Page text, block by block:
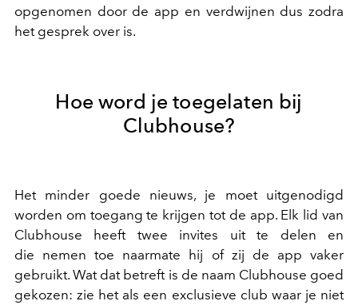
opgenomen door de app en verdwijnen dus zodra
het gesprek over is.
Hoe word je toegelaten bij
Clubhouse?
Het minder goede nieuws, je moet uitgenodigd
worden om toegang te krijgen tot de app. Elk lid van
Clubhouse heeft twee invites uit te delen en
die nemen toe naarmate hij of zij de app vaker
gebruikt. Wat dat betreft is de naam Clubhouse goed
gekozen: zie het als een exclusieve club waar je niet